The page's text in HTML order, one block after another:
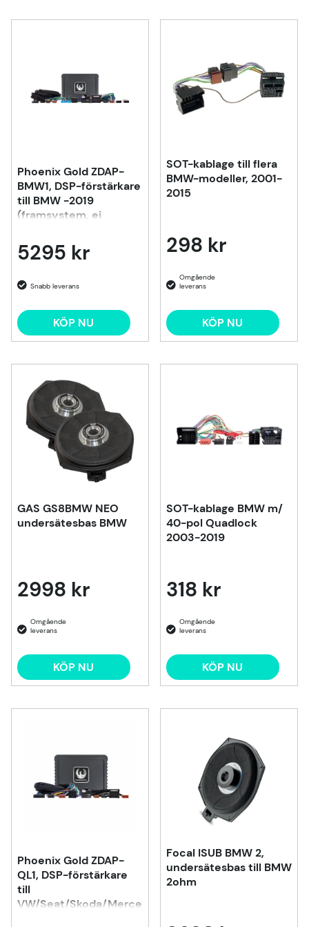
Phoenix Gold ZDAP-
BMW1, DSP-förstärkare
till BMW -2019
(framsystem, ej
5295 kr
KÖP NU
SOT-kablage till flera
BMW-modeller, 2001-
2015
298 kr
KÖP NU
GAS GS8BMW NEO
undersätesbas BMW
2998 kr
KÖP NU
SOT-kablage BMW m/
40-pol Quadlock
2003-2019
318 kr
KÖP NU
Phoenix Gold ZDAP-
QL1, DSP-förstärkare
till
VW/Seat/Skoda/Mercedes
Focal ISUB BMW 2,
undersätesbas till BMW
2ohm